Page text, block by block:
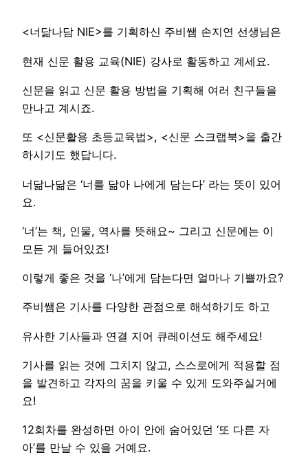
<너닮나담 NIE>를 기획하신 주비쌤 손지연 선생님은
현재 신문 활용 교육(NIE) 강사로 활동하고 계세요.
신문을 읽고 신문 활용 방법을 기획해 여러 친구들을
만나고 계시죠.
또 <신문활용 초등교육법>, <신문 스크랩북>을 출간
하시기도 했답니다.
너닮나닮은 ‘너를 닮아 나에게 담는다’ 라는 뜻이 있어
요.
‘너’는 책, 인물, 역사를 뜻해요~ 그리고 신문에는 이
모든 게 들어있죠!
이렇게 좋은 것을 ‘나’에게 담는다면 얼마나 기쁠까요?
주비쌤은 기사를 다양한 관점으로 해석하기도 하고
유사한 기사들과 연결 지어 큐레이션도 해주세요!
기사를 읽는 것에 그치지 않고, 스스로에게 적용할 점
을 발견하고 각자의 꿈을 키울 수 있게 도와주실거에
요!
12회차를 완성하면 아이 안에 숨어있던 ‘또 다른 자
아’를 만날 수 있을 거예요.